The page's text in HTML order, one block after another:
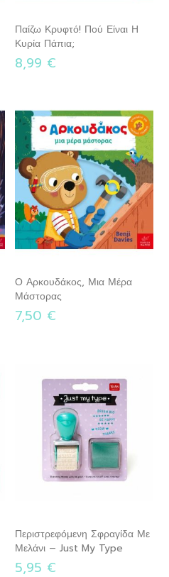
Παίζω Κρυφτό! Πού Είναι Η
Κυρία Πάπια;
8,99 €
Ο Αρκουδάκος, Μια Μέρα
Μάστορας
7,50 €
Περιστρεφόμενη Σφραγίδα Με
Μελάνι – Just My Type
5,95 €